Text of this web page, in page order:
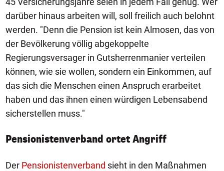
darüber hinaus arbeiten will, soll freilich auch belohnt
werden. "Denn die Pension ist kein Almosen, das von
der Bevölkerung völlig abgekoppelte
Regierungsversager in Gutsherrenmanier verteilen
können, wie sie wollen, sondern ein Einkommen, auf
das sich die Menschen einen Anspruch erarbeitet
haben und das ihnen einen würdigen Lebensabend
sicherstellen muss."
Pensionistenverband ortet Angriff
Der Pensionistenverband sieht in den Maßnahmen